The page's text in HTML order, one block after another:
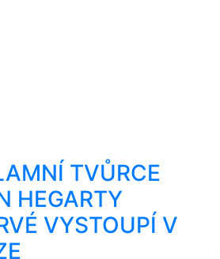
TVŮRCE
HEGARTY
VYSTOUPÍ V